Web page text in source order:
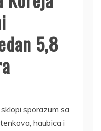
5,8
sporazum sa
haubica i